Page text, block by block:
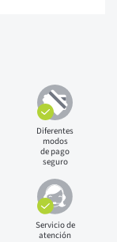
Diferentes
modos
de pago
seguro
Servicio de
atención